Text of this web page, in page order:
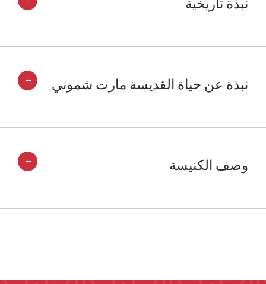
نبذة تاريخية
+ نبذة عن حياة القديسة مارت شموني
+ وصف الكنيسة